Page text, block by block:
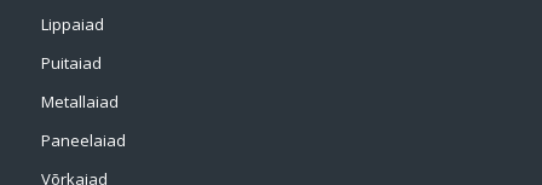
Lippaiad
Puitaiad
Metallaiad
Paneelaiad
Võrkaiad